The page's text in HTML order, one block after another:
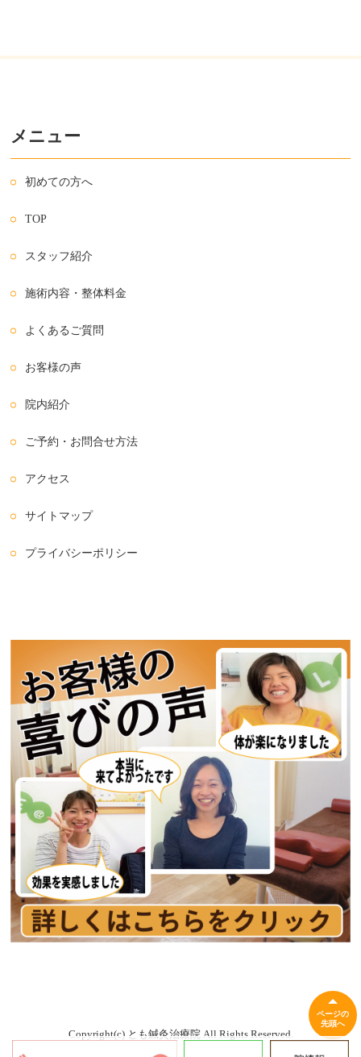
ページの
先頭へ
メニュー
初めての方へ
TOP
スタッフ紹介
施術内容・整体料金
よくあるご質問
お客様の声
院内紹介
ご予約・お問合せ方法
アクセス
サイトマップ
プライバシーポリシー
Copyright(c) とも鍼灸治療院 All Rights Reserved.